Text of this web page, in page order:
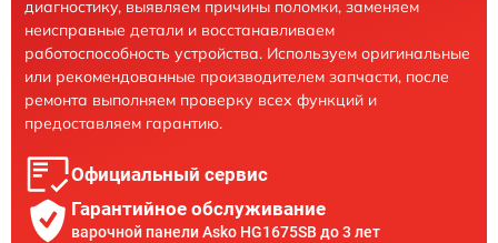
диагностику, выявляем причины поломки, заменяем
неисправные детали и восстанавливаем
работоспособность устройства. Используем оригинальные
или рекомендованные производителем запчасти, после
ремонта выполняем проверку всех функций и
предоставляем гарантию.
Официальный сервис
Гарантийное обслуживание
варочной панели Asko HG1675SB до 3 лет